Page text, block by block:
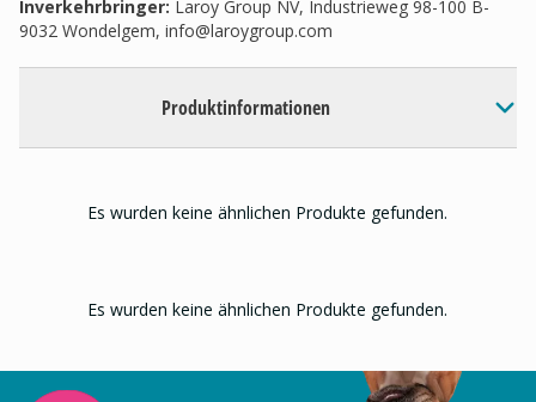
Inverkehrbringer: Laroy Group NV, Industrieweg 98-100 B-
9032 Wondelgem, info@laroygroup.com
Produktinformationen
Es wurden keine ähnlichen Produkte gefunden.
Es wurden keine ähnlichen Produkte gefunden.